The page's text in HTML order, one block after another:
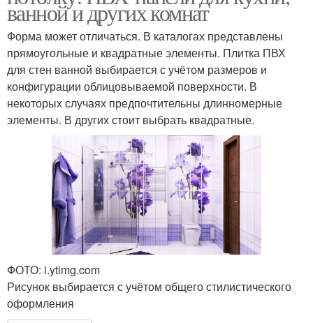
ванной и других комнат
Форма может отличаться. В каталогах представлены
прямоугольные и квадратные элементы. Плитка ПВХ
для стен ванной выбирается с учётом размеров и
конфигурации облицовываемой поверхности. В
некоторых случаях предпочтительны длинномерные
элементы. В других стоит выбрать квадратные.
ФОТО: i.ytimg.com
Рисунок выбирается с учётом общего стилистического
оформления